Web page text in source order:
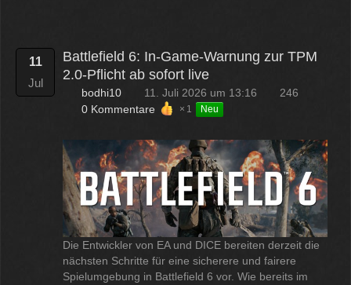
11
Jul
Battlefield 6: In-Game-Warnung zur TPM
2.0-Pflicht ab sofort live
bodhi10 11. Juli 2026 um 13:16
246
0 Kommentare
1 Neu
Die Entwickler von EA und DICE bereiten derzeit die
nächsten Schritte für eine sicherere und fairere
Spielumgebung in Battlefield 6 vor. Wie bereits im